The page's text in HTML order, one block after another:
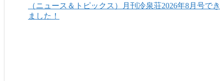
（ニュース＆トピックス）月刊冷泉荘2026年8月号でき
ました！